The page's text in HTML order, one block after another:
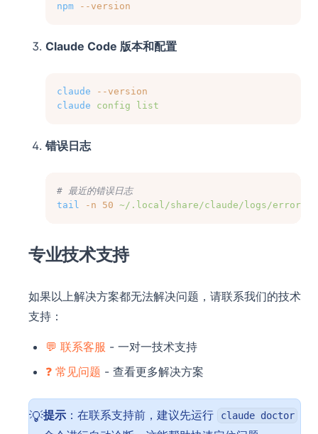
npm
--version
Claude Code 版本和配置
claude
--version
claude
config list
错误日志
# 最近的错误日志
tail
-n 50 ~/.local/share/claude/logs/
专业技术支持
如果以上解决方案都无法解决问题，请联系我们的技术
支持：
💬 联系客服 - 一对一技术支持
❓ 常见问题 - 查看更多解决方案
💡提示 ：在联系支持前，建议先运行 claude doctor